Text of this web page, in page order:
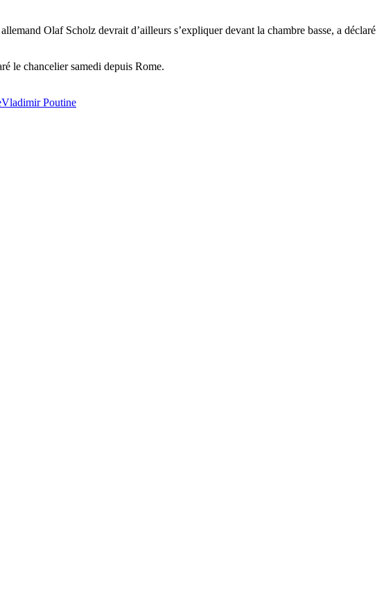
Olaf Scholz devrait d’ailleurs s’expliquer devant la chambre basse, a déclaré
le chancelier samedi depuis Rome.
Vladimir Poutine